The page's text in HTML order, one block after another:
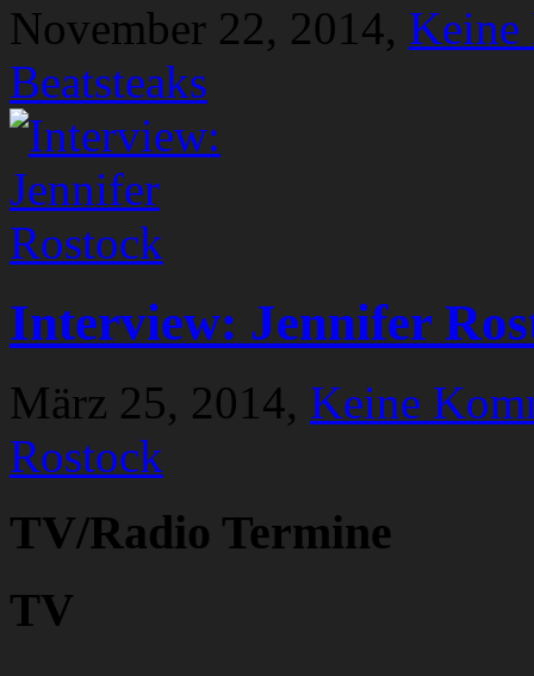
November 22, 2014, Keine
Beatsteaks
Interview: Jennifer
März 25, 2014, Keine
Rostock
TV/Radio Termine
TV